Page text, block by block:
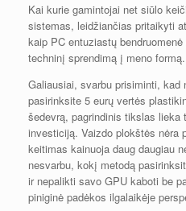
Kai kurie gamintojai net siūlo
sistemas, leidžiančias pritaikyti
kaip PC entuziastų
techninį sprendimą į meno formą.
Galiausiai, svarbu prisiminti, kad
pasirinksite 5 eurų vertės
šedevrą, pagrindinis tikslas
investiciją. Vaizdo plokštės nėra
keitimas kainuoja daug daugiau
nesvarbu, kokį metodą
ir nepalikti savo GPU kaboti be
piniginė padėkos ilgalaikėje